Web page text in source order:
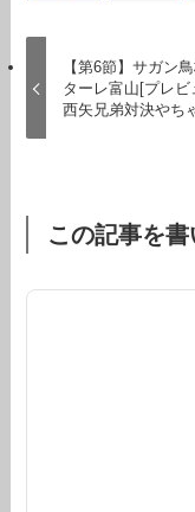
【第6節】サガン
ターレ富山[プレビ
西矢兄弟対決やち
この記事を書